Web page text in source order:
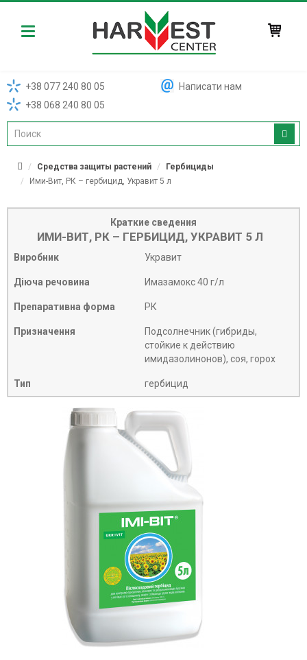
Harvest
+38 077 240 80 05
+38 068 240 80 05
Написати нам
Средства защиты растений
Гербициды
Ими-Вит, РК – гербицид, Укравит 5 л
Краткие сведения
ИМИ-ВИТ, РК – ГЕРБИЦИД, УКРАВИТ 5 Л
Виробник Укравит
Діюча речовина Имазамокс 40 г/л
Препаративна форма РК
Призначення
Подсолнечник (гибриды,
стойкие к действию
имидазолинонов), соя, горох
Тип гербицид